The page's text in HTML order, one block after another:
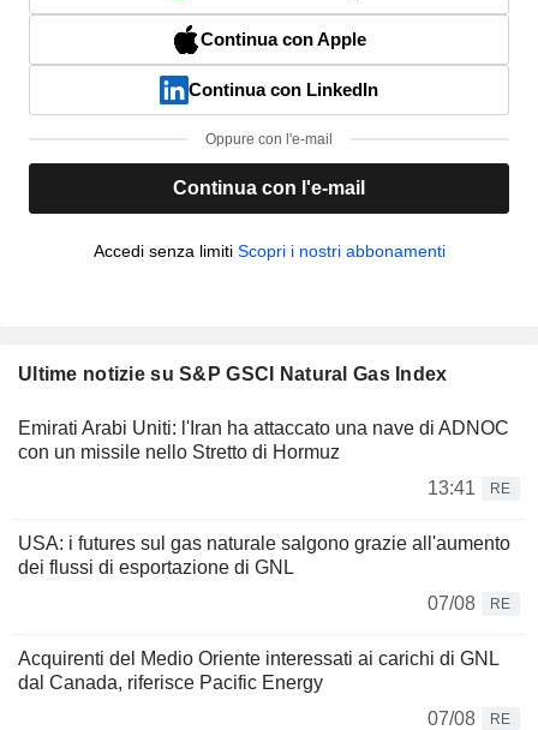
Continua con Apple
Continua con LinkedIn
Oppure con l'e-mail
Continua con l'e-mail
Accedi senza limiti Scopri i nostri abbonamenti
Ultime notizie su S&P GSCI Natural Gas Index
Emirati Arabi Uniti: l'Iran ha attaccato una nave di ADNOC
con un missile nello Stretto di Hormuz
13:41
RE
USA: i futures sul gas naturale salgono grazie all'aumento
dei flussi di esportazione di GNL
07/08
RE
Acquirenti del Medio Oriente interessati ai carichi di GNL
dal Canada, riferisce Pacific Energy
07/08
RE